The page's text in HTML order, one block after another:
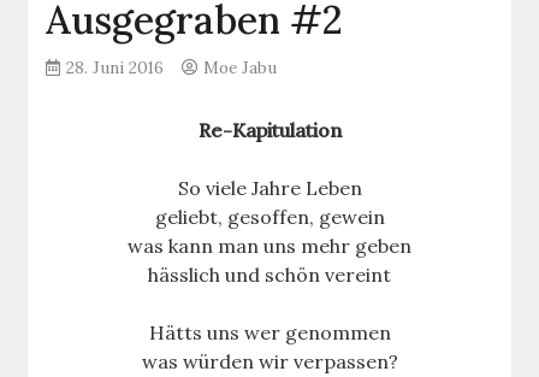
Ausgegraben #2
28. Juni 2016 Moe Jabu
Re-Kapitulation
So viele Jahre Leben
geliebt, gesoffen, gewein
was kann man uns mehr geben
hässlich und schön vereint
Hätts uns wer genommen
was würden wir verpassen?